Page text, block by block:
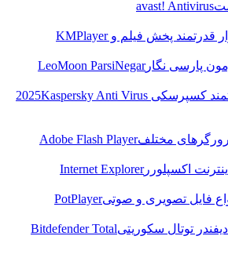
avast! Antivirus
قدرتمند پخش فیلم وKMPlayer
پارسی نگارLeoMoon ParsiNegar
کسپرسکی 2025 Kaspersky Anti Virus
مختلفAdobe Flash Player
اکسپلوررInternet Explorer
فایل تصویری و صوتیPotPlayer
توتال سکوریتیBitdefender Total